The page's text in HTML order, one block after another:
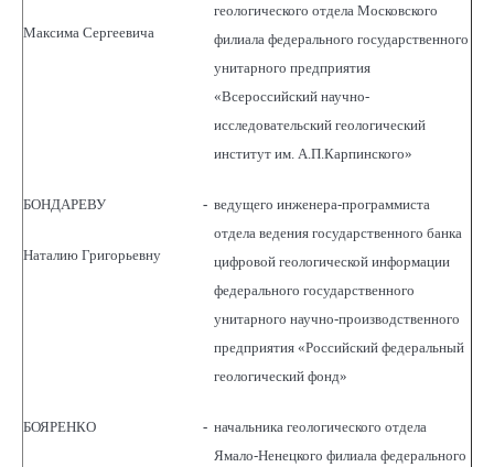
Максима Сергеевича
геологического отдела Московского
филиала федерального государственного
унитарного предприятия
«Всероссийский научно-
исследовательский геологический
институт им. А.П.Карпинского»
БОНДАРЕВУ
Наталию Григорьевну
- ведущего инженера-программиста
отдела ведения государственного банка
цифровой геологической информации
федерального государственного
унитарного научно-производственного
предприятия «Российский федеральный
геологический фонд»
БОЯРЕНКО - начальника геологического отдела
Ямало-Ненецкого филиала федерального